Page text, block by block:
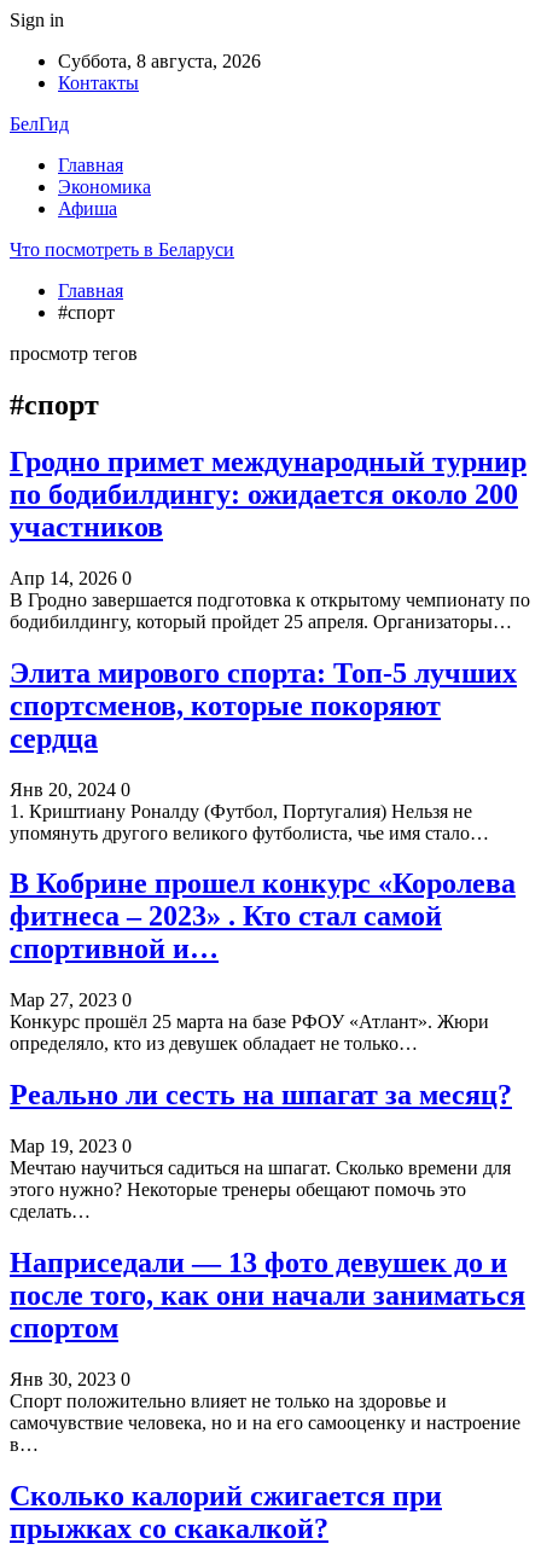
Sign in
Суббота, 8 августа, 2026
Контакты
БелГид
Главная
Экономика
Афиша
Что посмотреть в Беларуси
Главная
#спорт
просмотр тегов
#спорт
Гродно примет международный турнир
по бодибилдингу: ожидается около 200
участников
Апр 14, 2026 0
В Гродно завершается подготовка к открытому чемпионату по
бодибилдингу, который пройдет 25 апреля. Организаторы…
Элита мирового спорта: Топ-5 лучших
спортсменов, которые покоряют
сердца
Янв 20, 2024 0
1. Криштиану Роналду (Футбол, Португалия) Нельзя не
упомянуть другого великого футболиста, чье имя стало…
В Кобрине прошел конкурс «Королева
фитнеса – 2023» . Кто стал самой
спортивной и…
Мар 27, 2023 0
Конкурс прошёл 25 марта на базе РФОУ «Атлант». Жюри
определяло, кто из девушек обладает не только…
Реально ли сесть на шпагат за месяц?
Мар 19, 2023 0
Мечтаю научиться садиться на шпагат. Сколько времени для
этого нужно? Некоторые тренеры обещают помочь это
сделать…
Наприседали — 13 фото девушек до и
после того, как они начали заниматься
спортом
Янв 30, 2023 0
Спорт положительно влияет не только на здоровье и
самочувствие человека, но и на его самооценку и настроение
в…
Сколько калорий сжигается при
прыжках со скакалкой?